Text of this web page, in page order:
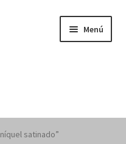
Menú
satinado”